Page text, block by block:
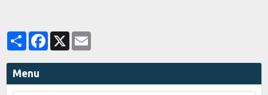
PartagerFacebook
X
Menu